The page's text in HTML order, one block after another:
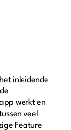
inleidende
werkt en
veel
Feature